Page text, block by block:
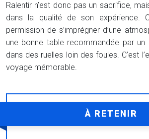
Ralentir n’est donc pas un sacrifice,
dans la qualité de son expérience.
permission de s’imprégner d’une
une bonne table recommandée par
dans des ruelles loin des foules. C’est
voyage mémorable.
À RETENIR